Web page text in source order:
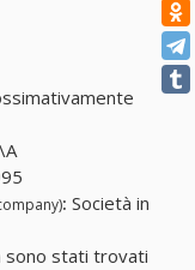
: Società in
sono stati trovati